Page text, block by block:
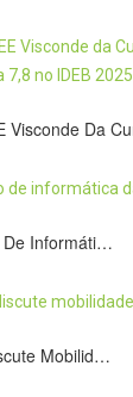
Visconde Da
De Informáti…
Mobilid…